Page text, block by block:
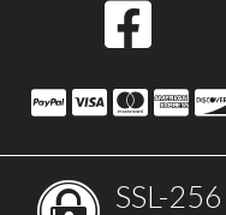
SSL-256